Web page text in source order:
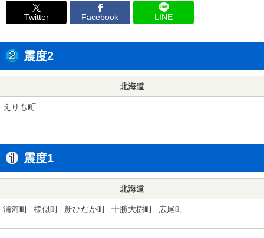
Twitter Facebook LINE
震度2
北海道
えりも町
震度1
北海道
浦河町 様似町 新ひだか町 十勝大樹町 広尾町